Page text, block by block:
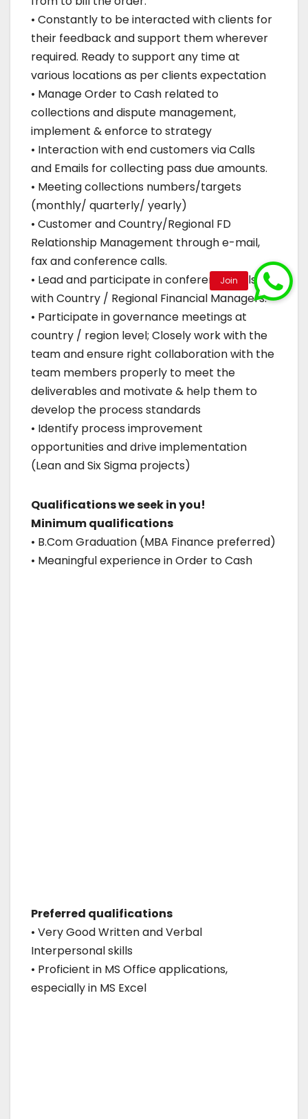
• Constantly to be interacted with clients for
their feedback and support them wherever
required. Ready to support any time at
various locations as per clients expectation
• Manage Order to Cash related to
collections and dispute management,
implement & enforce to strategy
• Interaction with end customers via Calls
and Emails for collecting pass due amounts.
• Meeting collections numbers/targets
(monthly/ quarterly/ yearly)
• Customer and Country/Regional FD
Relationship Management through e-mail,
fax and conference calls.
• Lead and participate in conference calls
with Country / Regional Financial Managers.
• Participate in governance meetings at
country / region level; Closely work with the
team and ensure right collaboration with the
team members properly to meet the
deliverables and motivate & help them to
develop the process standards
• Identify process improvement
opportunities and drive implementation
(Lean and Six Sigma projects)
Qualifications we seek in you!
Minimum qualifications
• B.Com Graduation (MBA Finance preferred)
• Meaningful experience in Order to Cash
Preferred qualifications
• Very Good Written and Verbal
Interpersonal skills
• Proficient in MS Office applications,
especially in MS Excel